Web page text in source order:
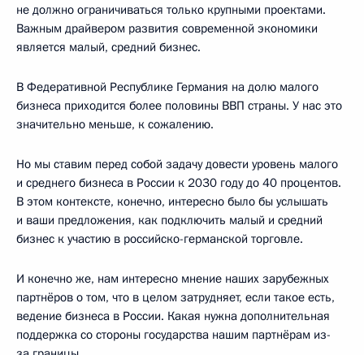
не должно ограничиваться только крупными проектами.
Важным драйвером развития современной экономики
является малый, средний бизнес.
В Федеративной Республике Германия на долю малого
бизнеса приходится более половины ВВП страны. У нас это
значительно меньше, к сожалению.
Но мы ставим перед собой задачу довести уровень малого
и среднего бизнеса в России к 2030 году до 40 процентов.
В этом контексте, конечно, интересно было бы услышать
и ваши предложения, как подключить малый и средний
бизнес к участию в российско-германской торговле.
И конечно же, нам интересно мнение наших зарубежных
партнёров о том, что в целом затрудняет, если такое есть,
ведение бизнеса в России. Какая нужна дополнительная
поддержка со стороны государства нашим партнёрам из-